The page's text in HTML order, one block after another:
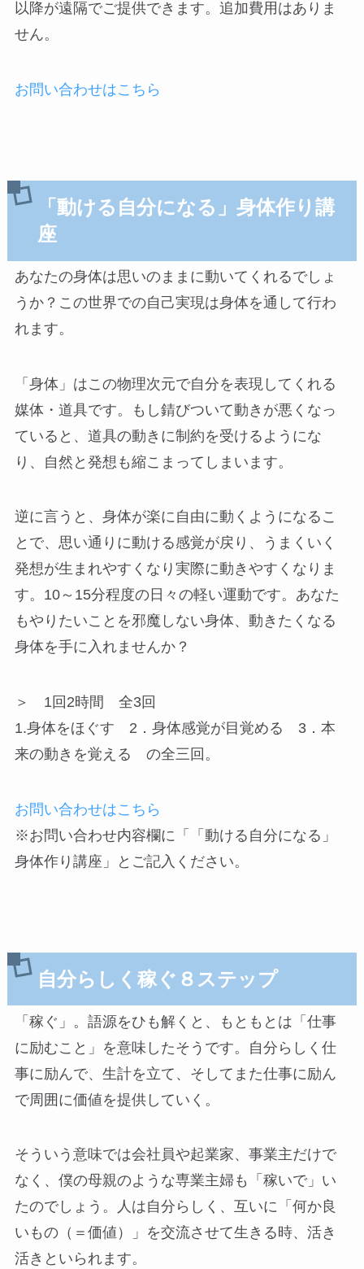
以降が遠隔でご提供できます。追加費用はありま
せん。
お問い合わせはこちら
「動ける自分になる」身体作り講
座
あなたの身体は思いのままに動いてくれるでしょ
うか？この世界での自己実現は身体を通して行わ
れます。
「身体」はこの物理次元で自分を表現してくれる
媒体・道具です。もし錆びついて動きが悪くなっ
ていると、道具の動きに制約を受けるようにな
り、自然と発想も縮こまってしまいます。
逆に言うと、身体が楽に自由に動くようになるこ
とで、思い通りに動ける感覚が戻り、うまくいく
発想が生まれやすくなり実際に動きやすくなりま
す。10～15分程度の日々の軽い運動です。あなた
もやりたいことを邪魔しない身体、動きたくなる
身体を手に入れませんか？
＞ 1回2時間 全3回
1.身体をほぐす 2．身体感覚が目覚める 3．本
来の動きを覚える の全三回。
お問い合わせはこちら
※お問い合わせ内容欄に「「動ける自分になる」
身体作り講座」とご記入ください。
自分らしく稼ぐ８ステップ
「稼ぐ」。語源をひも解くと、もともとは「仕事
に励むこと」を意味したそうです。自分らしく仕
事に励んで、生計を立て、そしてまた仕事に励ん
で周囲に価値を提供していく。
そういう意味では会社員や起業家、事業主だけで
なく、僕の母親のような専業主婦も「稼いで」い
たのでしょう。人は自分らしく、互いに「何か良
いもの（＝価値）」を交流させて生きる時、活き
活きといられます。